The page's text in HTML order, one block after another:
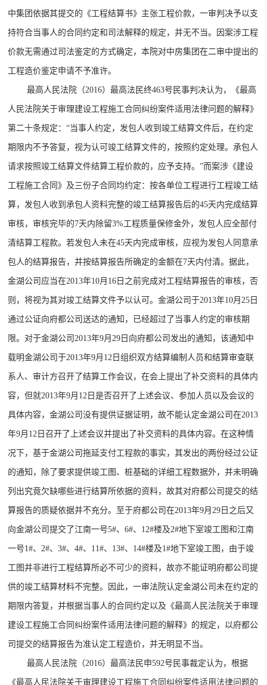
中集团依据其提交的《工程结算书》主张工程价款，一审判决予以支
持符合当事人的合同约定和司法解释的规定，并无不当。因案涉工程
价款无需通过司法鉴定的方式确定，本院对中房集团在二审中提出的
工程造价鉴定申请不予准许。
最高人民法院（2016）最高法民终463号民事判决认为，《最高
人民法院关于审理建设工程施工合同纠纷案件适用法律问题的解释》
第二十条规定：“当事人约定，发包人收到竣工结算文件后，在约定
期限内不予答复，视为认可竣工结算文件的，按照约定处理。承包人
请求按照竣工结算文件结算工程价款的，应予支持。”而案涉《建设
工程施工合同》及三份子合同均约定：按各单位工程进行工程竣工结
算，发包人收到承包人资料完整的竣工结算报告后的45天内完成结算
审核，审核完毕的7天内除留3%工程质量保修金外，发包人应全部付
清结算工程款。若发包人未在45天内完成审核，应视为发包人同意承
包人的结算报告，并按结算报告所确定的金额在7天内付清。据此，
金湖公司应当在2013年10月16日之前完成对工程结算报告的审核，否
则，将视为其对竣工结算文件予以认可。金湖公司于2013年10月25日
通过公证向府都公司送达的通知，已经超过了当事人约定的审核期
限。对于金湖公司2013年9月29日向府都公司发出的通知，该通知中
载明金湖公司于2013年9月12日组织双方结算编制人员和结算审查联
系人、审计方召开了结算工作会议，在会上提出了补交资料的具体内
容，但就2013年9月12日是否召开了上述会议、参加人员以及会议的
具体内容，金湖公司没有提供证据证明，故不能认定金湖公司在2013
年9月12日召开了上述会议并提出了补交资料的具体内容。在这种情
况下，基于金湖公司拖延支付工程款的事实，其发出的两份经过公证
的通知，除了要求提供竣工图、桩基础的详细工程数据外，并未明确
列出究竟欠缺哪些进行结算所依据的资料，故其对府都公司提交的结
算报告的质疑依据并不充分。至于府都公司在2013年9月29日之后又
向金湖公司提交了江南一号5#、6#、12#楼及2#地下室竣工图和江南
一号1#、2#、3#、4#、11#、13#、14#楼及1#地下室竣工图，由于竣
工图并非进行工程结算所必不可少的资料，故亦不能证明府都公司提
供的竣工结算材料不完整。因此，一审法院认定金湖公司未在约定的
期限内答复，并根据当事人的合同约定以及《最高人民法院关于审理
建设工程施工合同纠纷案件适用法律问题的解释》的规定，以府都公
司提交的结算报告为准认定工程造价，并无明显不当。
最高人民法院（2016）最高法民申592号民事裁定认为，根据
《最高人民法院关于审理建设工程施工合同纠纷案件适用法律问题的